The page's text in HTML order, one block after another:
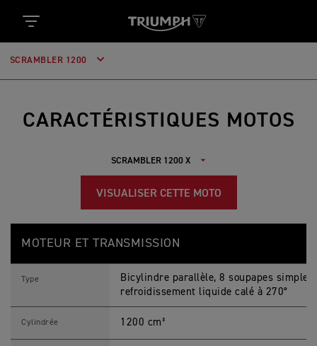
SCRAMBLER 1200
CARACTÉRISTIQUES MOTOS
VISUALISER CETTE MOTO
MOTEUR ET TRANSMISSION
Type
Bicylindre parallèle, 8 soupapes simple
refroidissement liquide calé à 270°
Cylindrée 1200 cm³